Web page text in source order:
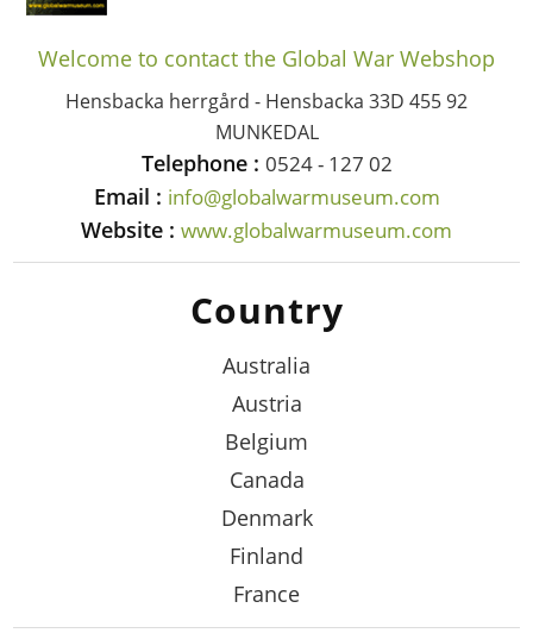
Welcome to contact the Global War Webshop
Hensbacka herrgård - Hensbacka 33D 455 92
MUNKEDAL
Telephone : 0524 - 127 02
Email : info@globalwarmuseum.com
Website : www.globalwarmuseum.com
Country
Australia
Austria
Belgium
Canada
Denmark
Finland
France